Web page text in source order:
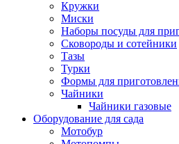
Кружки
Миски
Наборы посуды для
Сковороды и сотейники
Тазы
Турки
Формы для
Чайники
Чайники газовые
Оборудование для сада
Мотобур